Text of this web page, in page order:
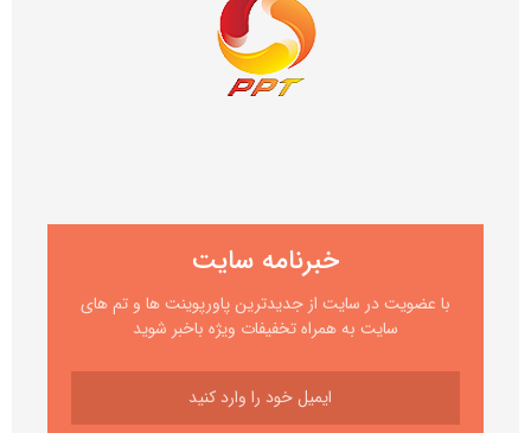
خبرنامه سایت
با عضویت در سایت از جدیدترین پاورپوینت ها و تم های
سایت به همراه تخفیفات ویژه باخبر شوید